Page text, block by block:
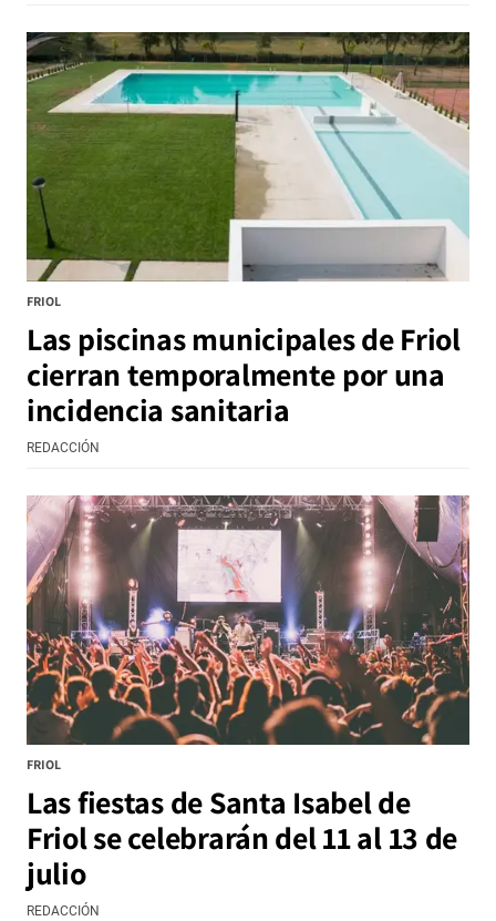
FRIOL
Las piscinas municipales de Friol
cierran temporalmente por una
incidencia sanitaria
REDACCIÓN
FRIOL
Las fiestas de Santa Isabel de
Friol se celebrarán del 11 al 13 de
julio
REDACCIÓN